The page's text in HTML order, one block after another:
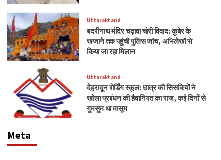
Uttarakhand
बदरीनाथ मंदिर चढ़ावा चोरी विवाद: कुबेर के
खजाने तक पहुंची पुलिस जांच, अभिलेखों से
किया जा रहा मिलान
Uttarakhand
देहरादून बोर्डिंग स्कूल: छात्र की सिसकियों ने
खोला प्रबंधन की हैवानियत का राज, कई दिनों से
गुमसुम था मासूम
Meta